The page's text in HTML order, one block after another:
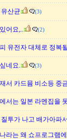
산균 (3)
어요,.. (2)
유전자 대체로 정복
네요. (3)
서 카드뮴 비소등 중
서는 일본 라멘집을
질투가 나고 배가아파
라는 왜 쇼프로그램